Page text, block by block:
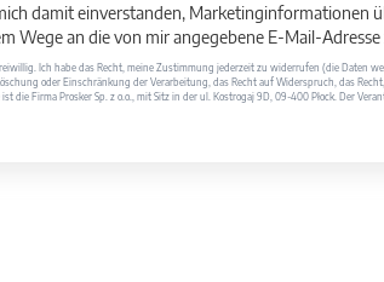
damit einverstanden, Marketinginformationen
Wege an die von mir angegebene E-Mail-
Ich habe das Recht, meine Zustimmung jederzeit zu widerrufen (die Daten
oder Einschränkung der Verarbeitung, das Recht auf Widerspruch, das
die Firma Prosker Sp. z o.o., mit Sitz in der ul. Kostrogaj 9D, 09-400 Płock. Der